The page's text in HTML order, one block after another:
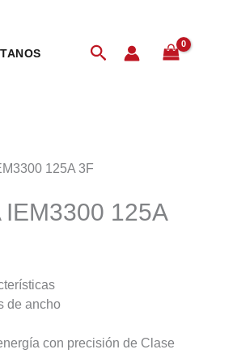
Buscar
125A 3F
125A
de ancho
con precisión de Clase